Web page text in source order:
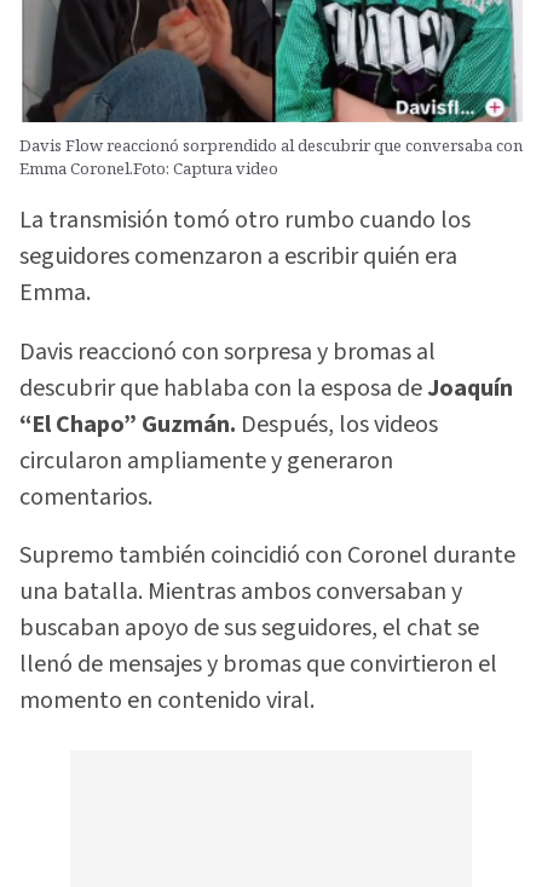
Davis Flow reaccionó sorprendido al descubrir que conversaba con
Emma Coronel.Foto: Captura video
La transmisión tomó otro rumbo cuando los
seguidores comenzaron a escribir quién era
Emma.
Davis reaccionó con sorpresa y bromas al
descubrir que hablaba con la esposa deJoaquín
“El Chapo” Guzmán. Después, los videos
circularon ampliamente y generaron
comentarios.
Supremo también coincidió con Coronel durante
una batalla. Mientras ambos conversaban y
buscaban apoyo de sus seguidores, el chat se
llenó de mensajes y bromas que convirtieron el
momento en contenido viral.